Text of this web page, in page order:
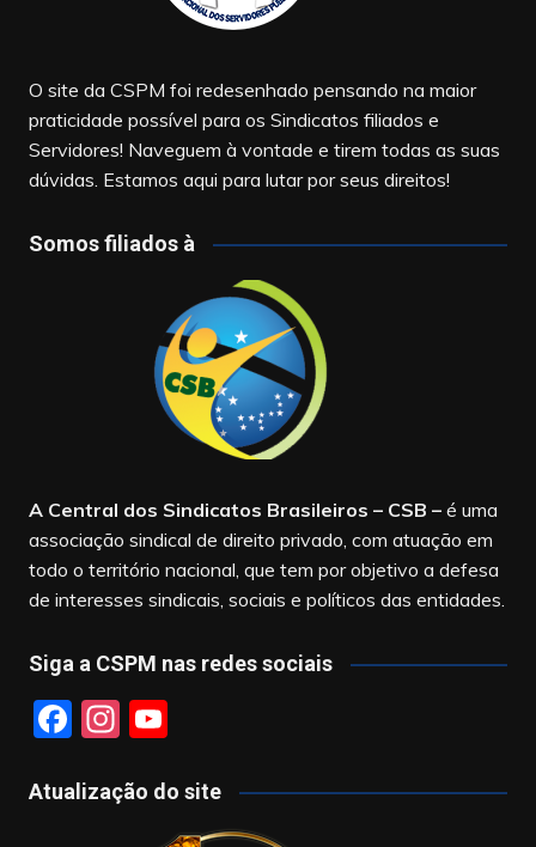
O site da CSPM foi redesenhado pensando na maior
praticidade possível para os Sindicatos filiados e
Servidores! Naveguem à vontade e tirem todas as suas
dúvidas. Estamos aqui para lutar por seus direitos!
Somos filiados à
A Central dos Sindicatos Brasileiros – CSB –é uma
associação sindical de direito privado, com atuação em
todo o território nacional, que tem por objetivo a defesa
de interesses sindicais, sociais e políticos das entidades.
Siga a CSPM nas redes sociais
F
c
In
a
Y
u
T
Atualização do site